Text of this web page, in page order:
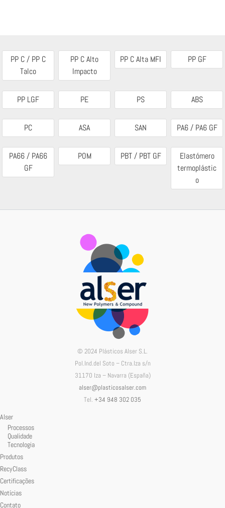
PP C / PP C
Talco
PP C Alto
Impacto
PP C Alta MFI PP GF
PP LGF PE PS ABS
PC ASA SAN PA6 / PA6 GF
PA66 / PA66
GF
POM PBT / PBT GF
Elastómero
termoplástic
o
© 2024 Plásticos Alser S.L.
Pol.Ind.del Soto – Ctra.Iza s/n
31170 Iza – Navarra (España)
alser@plasticosalser.com
Tel. +34 948 302 035
Alser
Processos
Qualidade
Tecnologia
Produtos
RecyClass
Certificações
Notícias
Contato